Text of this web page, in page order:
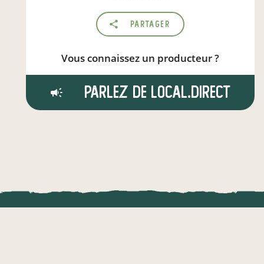
Partager
Vous connaissez un producteur ?
Parlez de local.direct